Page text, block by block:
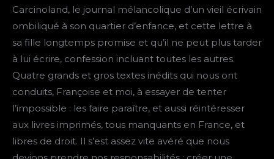
Carcinoland, le journal mélancolique d’un vieil écrivain
ombiliqué à son quartier d’enfance, et cette lettre à
sa fille longtemps promise et qu’il ne peut plus tarder
à lui écrire, confession incluant toutes les autres.
Quatre grands et gros textes inédits qui nous ont
conduits, Françoise et moi, à essayer de tenter
l’impossible : les faire paraître, et aussi réintéresser
aux livres imprimés, tous manquants en France, et
libres de droit. Il s’est assez vite avéré que nous